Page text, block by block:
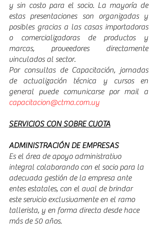
y sin costo para el socio. La mayoría de
estas presentaciones son organizadas y
posibles gracias a las casas importadoras
o comercializadoras de productos y
marcas, proveedores directamente
vinculados al sector.
Por consultas de Capacitación, jornadas
de actualización técnica y cursos en
capacitacion@ctma.com.uy
SERVICIOS CON SOBRE CUOTA
ADMINISTRACIÓN DE EMPRESAS
Es el área de apoyo administrativo
integral colaborando con el socio para la
adecuada gestión de la empresa ante
entes estatales, con el aval de brindar
este servicio exclusivamente en el ramo
tallerista, y en forma directa desde hace
más de 50 años.